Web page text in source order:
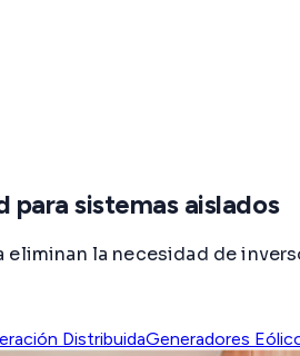
para sistemas aislados
la necesidad de
DistribuidaGeneradores